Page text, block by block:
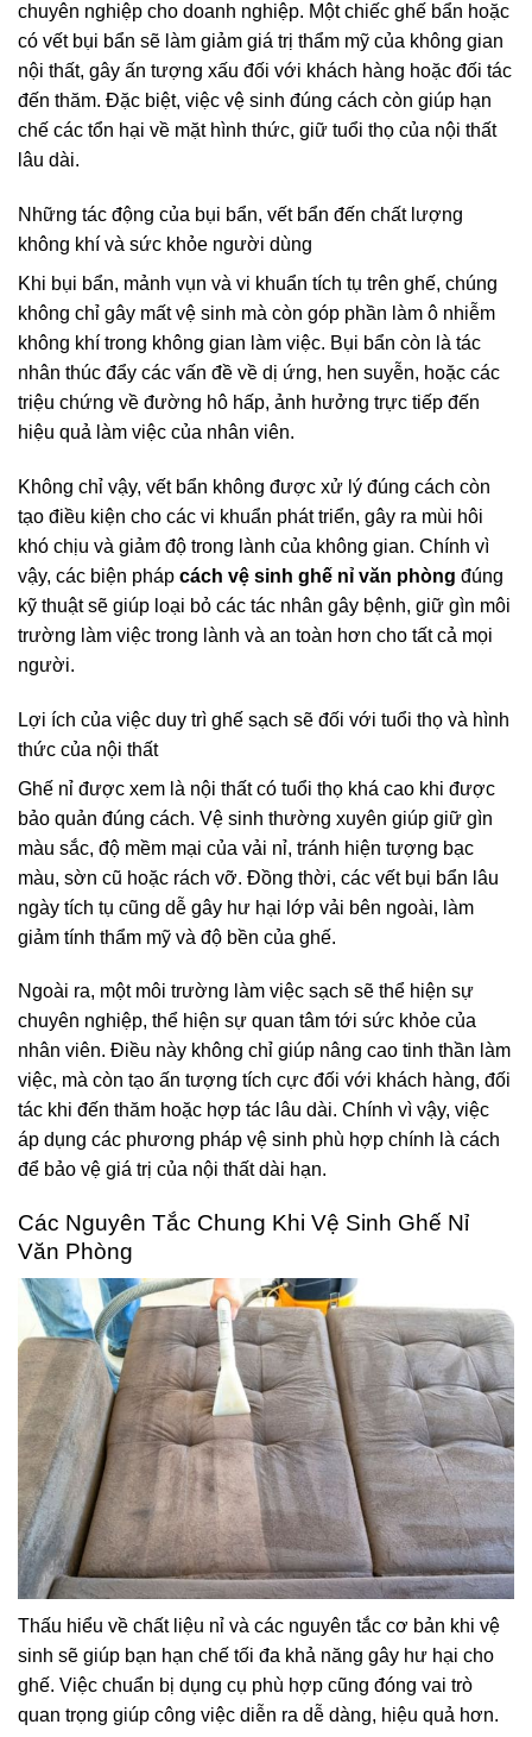
chuyên nghiệp cho doanh nghiệp. Một chiếc ghế bẩn hoặc
có vết bụi bẩn sẽ làm giảm giá trị thẩm mỹ của không gian
nội thất, gây ấn tượng xấu đối với khách hàng hoặc đối tác
đến thăm. Đặc biệt, việc vệ sinh đúng cách còn giúp hạn
chế các tổn hại về mặt hình thức, giữ tuổi thọ của nội thất
lâu dài.
Những tác động của bụi bẩn, vết bẩn đến chất lượng
không khí và sức khỏe người dùng
Khi bụi bẩn, mảnh vụn và vi khuẩn tích tụ trên ghế, chúng
không chỉ gây mất vệ sinh mà còn góp phần làm ô nhiễm
không khí trong không gian làm việc. Bụi bẩn còn là tác
nhân thúc đẩy các vấn đề về dị ứng, hen suyễn, hoặc các
triệu chứng về đường hô hấp, ảnh hưởng trực tiếp đến
hiệu quả làm việc của nhân viên.
Không chỉ vậy, vết bẩn không được xử lý đúng cách còn
tạo điều kiện cho các vi khuẩn phát triển, gây ra mùi hôi
khó chịu và giảm độ trong lành của không gian. Chính vì
vậy, các biện pháp cách vệ sinh ghế nỉ văn phòng đúng
kỹ thuật sẽ giúp loại bỏ các tác nhân gây bệnh, giữ gìn môi
trường làm việc trong lành và an toàn hơn cho tất cả mọi
người.
Lợi ích của việc duy trì ghế sạch sẽ đối với tuổi thọ và hình
thức của nội thất
Ghế nỉ được xem là nội thất có tuổi thọ khá cao khi được
bảo quản đúng cách. Vệ sinh thường xuyên giúp giữ gìn
màu sắc, độ mềm mại của vải nỉ, tránh hiện tượng bạc
màu, sờn cũ hoặc rách vỡ. Đồng thời, các vết bụi bẩn lâu
ngày tích tụ cũng dễ gây hư hại lớp vải bên ngoài, làm
giảm tính thẩm mỹ và độ bền của ghế.
Ngoài ra, một môi trường làm việc sạch sẽ thể hiện sự
chuyên nghiệp, thể hiện sự quan tâm tới sức khỏe của
nhân viên. Điều này không chỉ giúp nâng cao tinh thần làm
việc, mà còn tạo ấn tượng tích cực đối với khách hàng, đối
tác khi đến thăm hoặc hợp tác lâu dài. Chính vì vậy, việc
áp dụng các phương pháp vệ sinh phù hợp chính là cách
để bảo vệ giá trị của nội thất dài hạn.
Các Nguyên Tắc Chung Khi Vệ Sinh Ghế Nỉ
Văn Phòng
Thấu hiểu về chất liệu nỉ và các nguyên tắc cơ bản khi vệ
sinh sẽ giúp bạn hạn chế tối đa khả năng gây hư hại cho
ghế. Việc chuẩn bị dụng cụ phù hợp cũng đóng vai trò
quan trọng giúp công việc diễn ra dễ dàng, hiệu quả hơn.